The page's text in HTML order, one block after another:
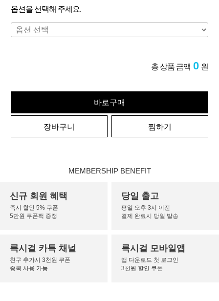
옵션을 선택해 주세요.
총 상품 금액 0 원
바로구매
장바구니 찜하기
MEMBERSHIP BENEFIT
신규 회원 혜택
즉시 할인 5% 쿠폰
5만원 쿠폰팩 증정
당일 출고
평일 오후 3시 이전
결제 완료시 당일 발송
록시걸 카톡 채널
친구 추가시 3천원 쿠폰
중복 사용 가능
록시걸 모바일앱
앱 다운로드 첫 로그인
3천원 할인 쿠폰